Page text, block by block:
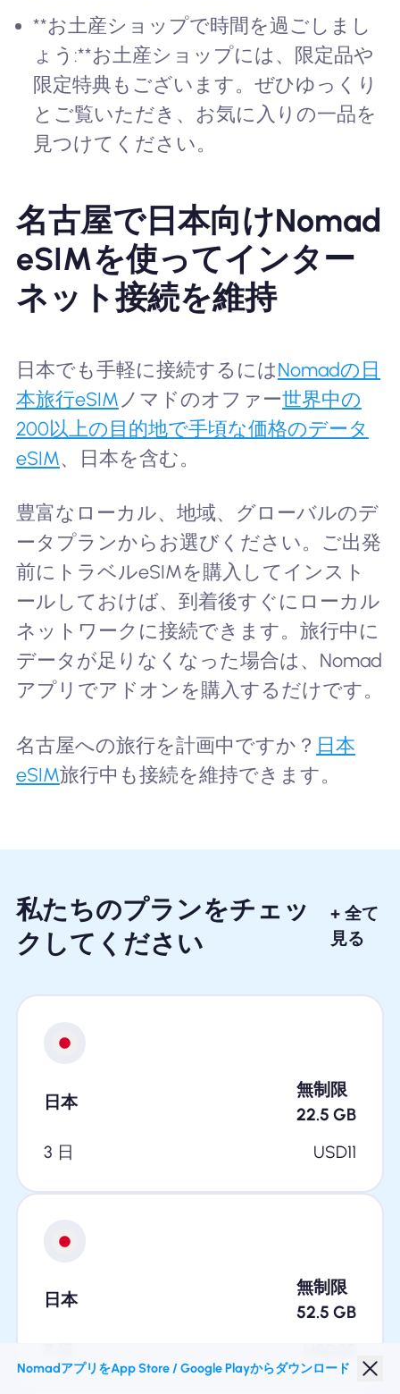
**お土産ショップで時間を過ごしまし
ょう:**お土産ショップには、限定品や
限定特典もございます。ぜひゆっくり
とご覧いただき、お気に入りの一品を
見つけてください。
名古屋で日本向けNomad
eSIMを使ってインター
ネット接続を維持
日本でも手軽に接続するにはNomadの日
本旅行eSIM ノマドのオファー世界中の
200以上の目的地で手頃な価格のデータ
eSIM、日本を含む。
豊富なローカル、地域、グローバルのデ
ータプランからお選びください。ご出発
前にトラベルeSIMを購入してインスト
ールしておけば、到着後すぐにローカル
ネットワークに接続できます。旅行中に
データが足りなくなった場合は、Nomad
アプリでアドオンを購入するだけです。
名古屋への旅行を計画中ですか？ 日本
eSIM旅行中も接続を維持できます。
私たちのプランをチェッ
クしてください
+ 全て
見る
日本
無制限
22.5 GB
3 日
USD11
日本
無制限
52.5 GB
NomadアプリをApp Store / Google Playからダウンロード